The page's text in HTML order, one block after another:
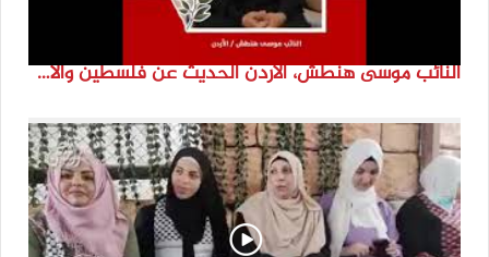
النائب موسى هنطش، الأردن الحديث عن فلسطين والاقصى هو عنصر تحدي من تحديات الأُمة في تاريخها الطويل. #انتماء2022